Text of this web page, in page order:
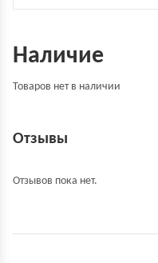
Наличие
Товаров нет в наличии
Отзывы
Отзывов пока нет.